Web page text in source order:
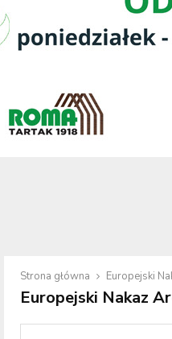
Strona główna Europejski
Europejski Nakaz